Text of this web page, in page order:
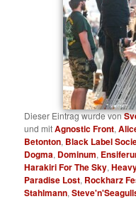
Dieser Eintrag wurde von
und mitAgnostic Front,
Betonton, Black Label
Dogma, Dominum,
Harakiri For The Sky,
Paradise Lost, Rockharz
Stahlmann,